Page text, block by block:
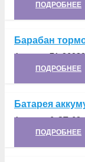
ПОДРОБНЕЕ
Барабан
Артикул:71-
ПОДРОБНЕЕ
Батарея
Артикул:6-СТ-
ПОДРОБНЕЕ